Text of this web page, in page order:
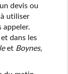
devis ou
utiliser
dans les
et Boynes,